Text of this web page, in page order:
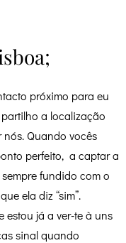
próximo para eu
a localização
Quando vocês
perfeito, a captar a
fundido com o
ela diz “sim”.
estou já a ver-te à uns
sinal quando